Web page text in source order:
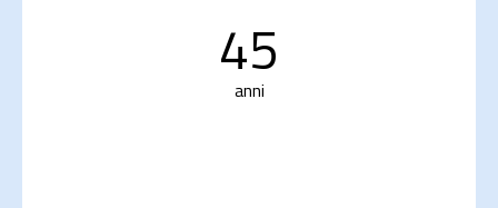
45
anni